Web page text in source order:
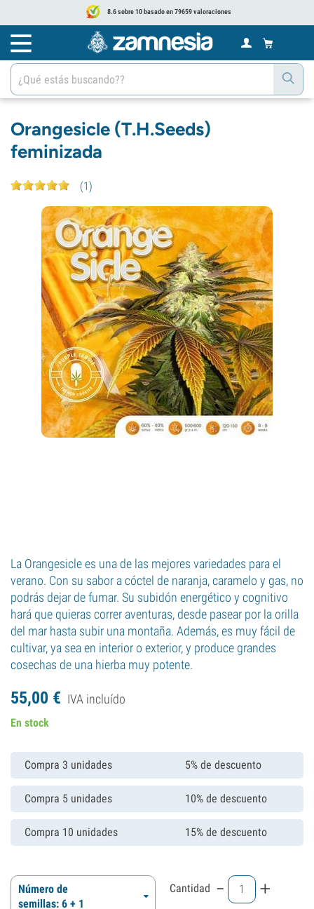
8.6 sobre 10 basado en 79659 valoraciones
Orangesicle (T.H.Seeds)
feminizada
(1)
La Orangesicle es una de las mejores variedades para el
verano. Con su sabor a cóctel de naranja, caramelo y gas, no
podrás dejar de fumar. Su subidón energético y cognitivo
hará que quieras correr aventuras, desde pasear por la orilla
del mar hasta subir una montaña. Además, es muy fácil de
cultivar, ya sea en interior o exterior, y produce grandes
cosechas de una hierba muy potente.
55,00 € IVA incluído
En stock
Compra 3 unidades 5% de descuento
Compra 5 unidades 10% de descuento
Compra 10 unidades 15% de descuento
Número de
semillas: 6 + 1
Cantidad - +